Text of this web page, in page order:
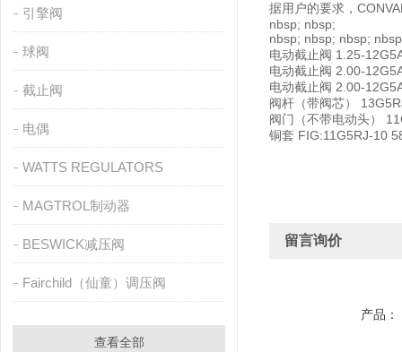
引擎阀
球阀
截止阀
电偶
WATTS REGULATORS
MAGTROL制动器
BESWICK减压阀
Fairchild（仙童）调压阀
查看全部
据用户的要求，
nbsp; nbsp;
nbsp; nbsp; nbsp;
电动截止阀 1.25-
电动截止阀 2.00-
电动截止阀 2.00-
阀杆（带阀芯）
阀门（不带电动头）
铜套 FIG:11G5RJ-10
留言询价
产品：